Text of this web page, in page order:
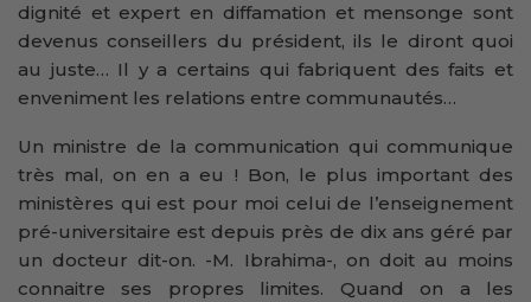
dignité et expert en diffamation et mensonge sont
devenus conseillers du président, ils le diront quoi
au juste… Il y a certains qui fabriquent des faits et
enveniment les relations entre communautés…
Un ministre de la communication qui communique
très mal, on en a eu ! Bon, le plus important des
ministères qui est pour moi celui de l’enseignement
pré-universitaire est depuis près de dix ans géré par
un docteur dit-on. -M. Ibrahima-, on doit au moins
connaitre ses propres limites. Quand on a les